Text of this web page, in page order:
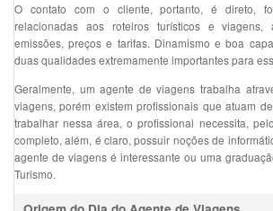
O contato com o cliente, portanto, é direto,
relacionadas aos roteiros turísticos e viagens,
emissões, preços e tarifas. Dinamismo e boa
duas qualidades extremamente importantes para
Geralmente, um agente de viagens trabalha
viagens, porém existem profissionais que atuam
trabalhar nessa área, o profissional necessita,
completo, além, é claro, possuir noções de
agente de viagens é interessante ou uma
Turismo.